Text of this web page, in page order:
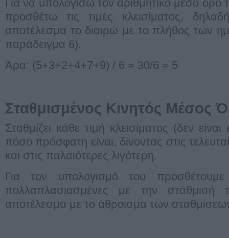
Για να υπολογίσω τον αριθμητικό μέσο όρο
προσθέτω τις τιμές κλεισίματος,
αποτέλεσμα το διαιρώ με το πλήθος των
παράδειγμα 6).
Άρα: (5+3+2+4+7+9) / 6 = 30/6 = 5
Σταθμισμένος Κινητός Μέσος
Σταθμίζει κάθε τιμή κλεισίματος (δεν
πόσο πρόσφατη είναι, δίνοντας στις
και στις παλαιότερες λιγότερη.
Για τον υπολογισμό του προσθέτουμε
πολλαπλασιασμένες με την στάθμισή
αποτέλεσμα με το άθροισμα των